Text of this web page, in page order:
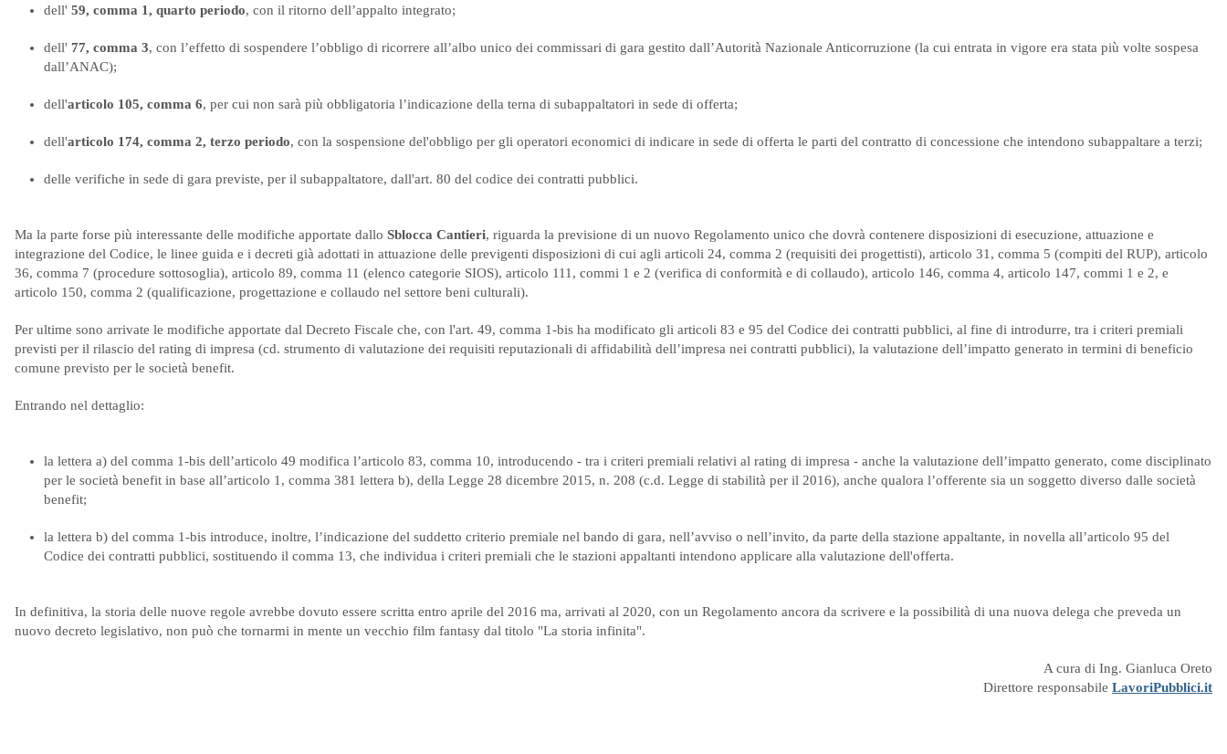
dell' 59, comma 1, quarto periodo, con il ritorno dell’appalto integrato;
dell' 77, comma 3, con l’effetto di sospendere l’obbligo di ricorrere all’albo unico dei commissari di gara gestito dall’Autorità Nazionale Anticorruzione (la cui entrata in vigore era stata più volte sospesa
dall’ANAC);
dell'articolo 105, comma 6, per cui non sarà più obbligatoria l’indicazione della terna di subappaltatori in sede di offerta;
dell'articolo 174, comma 2, terzo periodo, con la sospensione del'obbligo per gli operatori economici di indicare in sede di offerta le parti del contratto di concessione che intendono subappaltare a terzi;
delle verifiche in sede di gara previste, per il subappaltatore, dall'art. 80 del codice dei contratti pubblici.
Ma la parte forse più interessante delle modifiche apportate dallo Sblocca Cantieri, riguarda la previsione di un nuovo Regolamento unico che dovrà contenere disposizioni di esecuzione, attuazione e
integrazione del Codice, le linee guida e i decreti già adottati in attuazione delle previgenti disposizioni di cui agli articoli 24, comma 2 (requisiti dei progettisti), articolo 31, comma 5 (compiti del RUP), articolo
36, comma 7 (procedure sottosoglia), articolo 89, comma 11 (elenco categorie SIOS), articolo 111, commi 1 e 2 (verifica di conformità e di collaudo), articolo 146, comma 4, articolo 147, commi 1 e 2, e
articolo 150, comma 2 (qualificazione, progettazione e collaudo nel settore beni culturali).
Per ultime sono arrivate le modifiche apportate dal Decreto Fiscale che, con l'art. 49, comma 1-bis ha modificato gli articoli 83 e 95 del Codice dei contratti pubblici, al fine di introdurre, tra i criteri premiali
previsti per il rilascio del rating di impresa (cd. strumento di valutazione dei requisiti reputazionali di affidabilità dell’impresa nei contratti pubblici), la valutazione dell’impatto generato in termini di beneficio
comune previsto per le società benefit.
Entrando nel dettaglio:
la lettera a) del comma 1-bis dell’articolo 49 modifica l’articolo 83, comma 10, introducendo - tra i criteri premiali relativi al rating di impresa - anche la valutazione dell’impatto generato, come disciplinato
per le società benefit in base all’articolo 1, comma 381 lettera b), della Legge 28 dicembre 2015, n. 208 (c.d. Legge di stabilità per il 2016), anche qualora l’offerente sia un soggetto diverso dalle società
benefit;
la lettera b) del comma 1-bis introduce, inoltre, l’indicazione del suddetto criterio premiale nel bando di gara, nell’avviso o nell’invito, da parte della stazione appaltante, in novella all’articolo 95 del
Codice dei contratti pubblici, sostituendo il comma 13, che individua i criteri premiali che le stazioni appaltanti intendono applicare alla valutazione dell'offerta.
In definitiva, la storia delle nuove regole avrebbe dovuto essere scritta entro aprile del 2016 ma, arrivati al 2020, con un Regolamento ancora da scrivere e la possibilità di una nuova delega che preveda un
nuovo decreto legislativo, non può che tornarmi in mente un vecchio film fantasy dal titolo "La storia infinita".
A cura di Ing. Gianluca Oreto
Direttore responsabile LavoriPubblici.it